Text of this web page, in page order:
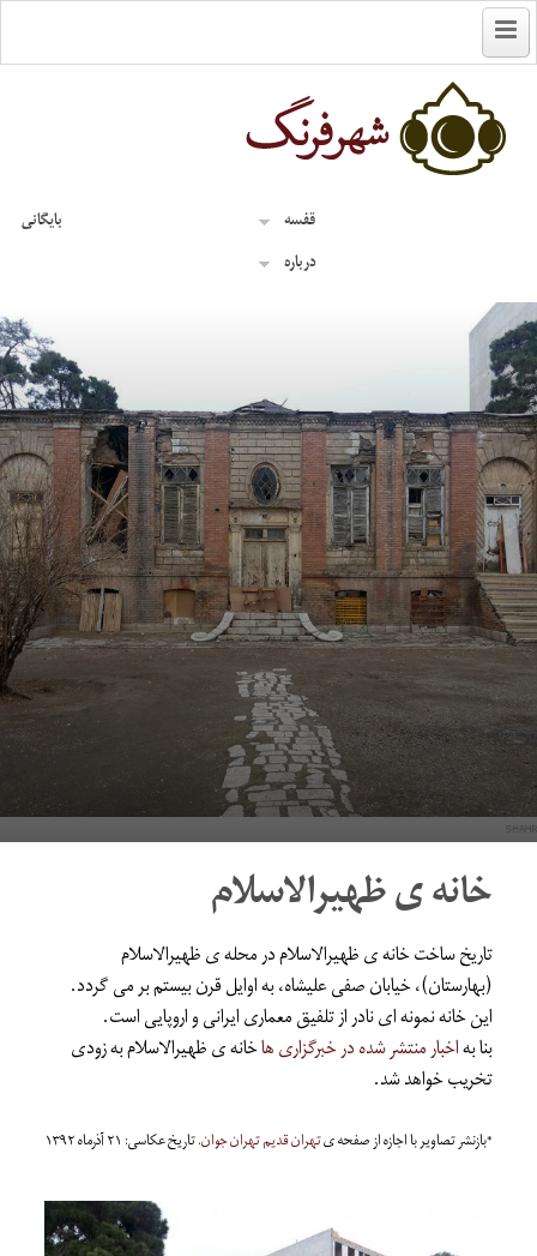
قفسه
بایگانی
درباره
خانه ی ظهیرالاسلام
تاریخ ساخت خانه ی ظهیرالاسلام در محله ی ظهیرالاسلام
(بهارستان)، خیابان صفی علیشاه، به اوایل قرن بیستم بر می گردد.
این خانه نمونه ای نادر از تلفیق معماری ایرانی و اروپایی است.
بنا بهاخبار منتشر شده در خبرگزاری هاخانه ی ظهیرالاسلام به زودی
تخریب خواهد شد.
*بازنشر تصاویر با اجازه از صفحه یتهران قدیم تهران جوان. تاریخ عکاسی: ۲۱ آذرماه ۱۳۹۲